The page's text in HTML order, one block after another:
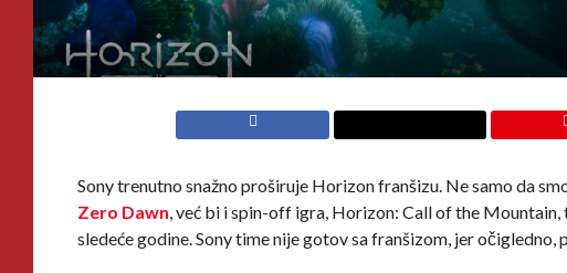
Sony trenutno snažno proširuje Horizon franšizu. Ne samo da
Zero Dawn, već bi i spin-off igra, Horizon: Call of the
sledeće godine. Sony time nije gotov sa franšizom, jer